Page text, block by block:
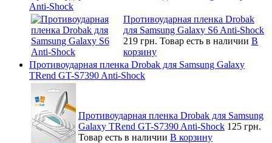
Anti-Shock
Противоударная пленка Drobak
для Samsung Galaxy S6 Anti-Shock
219 грн. Товар есть в наличии В
корзину
Противоударная пленка Drobak для Samsung Galaxy
TRend GT-S7390 Anti-Shock
Противоударная пленка Drobak для Samsung
Galaxy TRend GT-S7390 Anti-Shock 125 грн.
Товар есть в наличии В корзину